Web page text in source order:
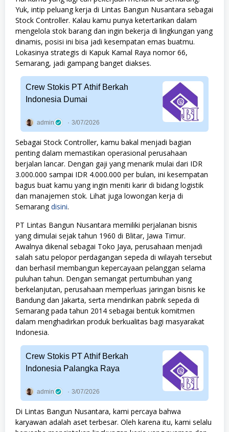
Yuk, intip peluang kerja di Lintas Bangun Nusantara sebagai
Stock Controller. Kalau kamu punya ketertarikan dalam
mengelola stok barang dan ingin bekerja di lingkungan yang
dinamis, posisi ini bisa jadi kesempatan emas buatmu.
Lokasinya strategis di Kapuk Kamal Raya nomor 66,
Semarang, jadi gampang banget diakses.
Crew Stokis PT Athif Berkah
Indonesia Dumai
admin 3/07/2026
Sebagai Stock Controller, kamu bakal menjadi bagian
penting dalam memastikan operasional perusahaan
berjalan lancar. Dengan gaji yang menarik mulai dari IDR
3.000.000 sampai IDR 4.000.000 per bulan, ini kesempatan
bagus buat kamu yang ingin meniti karir di bidang logistik
dan manajemen stok. Lihat juga lowongan kerja di
Semarangdisini.
PT Lintas Bangun Nusantara memiliki perjalanan bisnis
yang dimulai sejak tahun 1960 di Blitar, Jawa Timur.
Awalnya dikenal sebagai Toko Jaya, perusahaan menjadi
salah satu pelopor perdagangan sepeda di wilayah tersebut
dan berhasil membangun kepercayaan pelanggan selama
puluhan tahun. Dengan semangat pertumbuhan yang
berkelanjutan, perusahaan memperluas jaringan bisnis ke
Bandung dan Jakarta, serta mendirikan pabrik sepeda di
Semarang pada tahun 2014 sebagai bentuk komitmen
dalam menghadirkan produk berkualitas bagi masyarakat
Indonesia.
Crew Stokis PT Athif Berkah
Indonesia Palangka Raya
admin 3/07/2026
Di Lintas Bangun Nusantara, kami percaya bahwa
karyawan adalah aset terbesar. Oleh karena itu, kami selalu